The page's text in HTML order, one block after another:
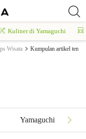
Kuliner di Yamaguchi
Wisata Kumpulan artikel
Yamaguchi